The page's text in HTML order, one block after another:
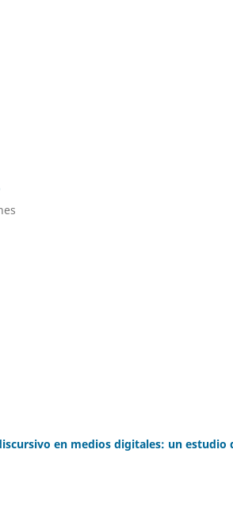
en medios digitales: un estudio